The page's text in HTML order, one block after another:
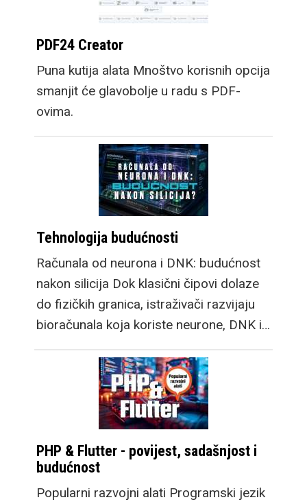
PDF24 Creator
Puna kutija alata Mnoštvo korisnih opcija
smanjit će glavobolje u radu s PDF-
ovima.
Tehnologija budućnosti
Računala od neurona i DNK: budućnost
nakon silicija Dok klasični čipovi dolaze
do fizičkih granica, istraživači razvijaju
bioračunala koja koriste neurone, DNK i…
PHP & Flutter - povijest, sadašnjost i
budućnost
Popularni razvojni alati Programski jezik